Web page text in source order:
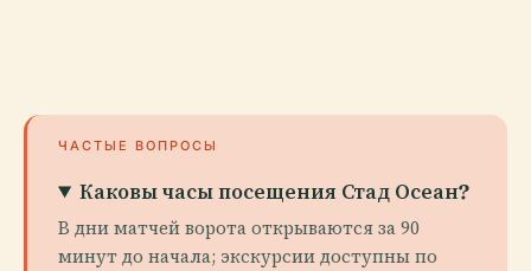
ЧАСТЫЕ ВОПРОСЫ
Каковы часы посещения Стад Осеан?
В дни матчей ворота открываются за 90
минут до начала; экскурсии доступны по